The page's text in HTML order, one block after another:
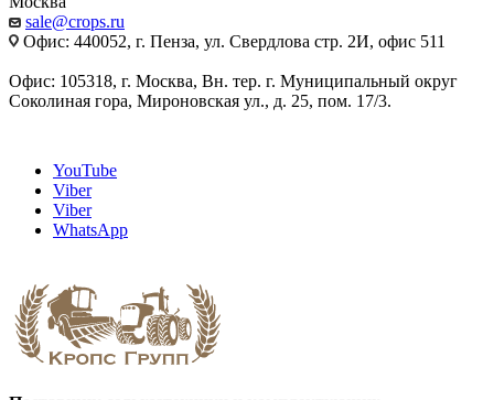
sale@crops.ru
Офис: 440052, г. Пенза, ул. Свердлова стр. 2И, офис 511
Офис: 105318, г. Москва, Вн. тер. г. Муниципальный округ
Соколиная гора, Мироновская ул., д. 25, пом. 17/3.
YouTube
Viber
Viber
WhatsApp